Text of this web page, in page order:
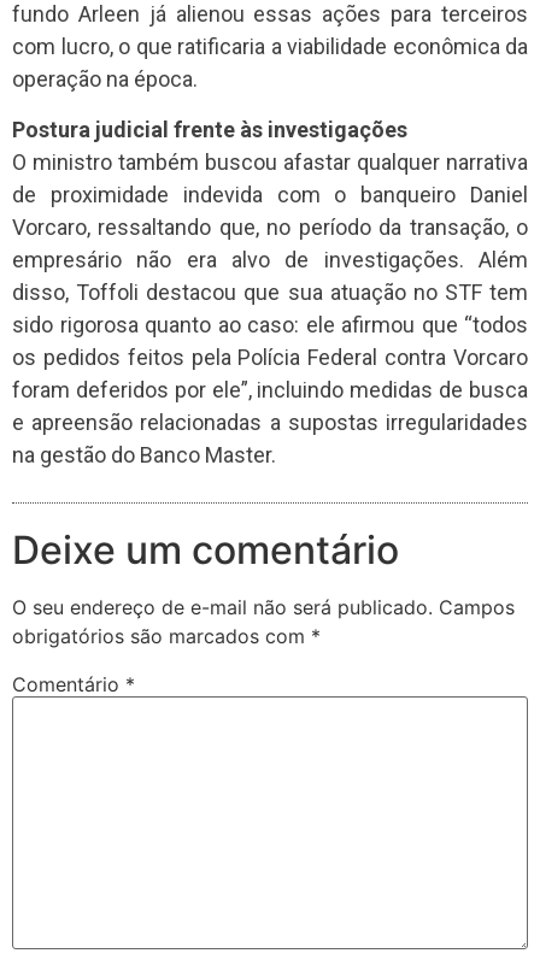
fundo Arleen já alienou essas ações para terceiros
com lucro, o que ratificaria a viabilidade econômica da
operação na época.
Postura judicial frente às investigações
O ministro também buscou afastar qualquer narrativa
de proximidade indevida com o banqueiro Daniel
Vorcaro, ressaltando que, no período da transação, o
empresário não era alvo de investigações. Além
disso, Toffoli destacou que sua atuação no STF tem
sido rigorosa quanto ao caso: ele afirmou que “todos
os pedidos feitos pela Polícia Federal contra Vorcaro
foram deferidos por ele”, incluindo medidas de busca
e apreensão relacionadas a supostas irregularidades
na gestão do Banco Master.
Deixe um comentário
O seu endereço de e-mail não será publicado. Campos
obrigatórios são marcados com *
Comentário *